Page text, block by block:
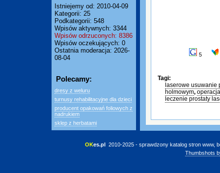
Istniejemy od: 2010-04-09
Kategorii: 25
Podkategorii: 548
Wpisów aktywnych: 3344
Wpisów odrzuconych: 8386
Wpisów oczekujących: 0
Ostatnia moderacja: 2026-
08-04
Polecamy:
dresy z weluru
turnusy rehabilitacyjne dla dzieci
producent opakowań foliowych z
nadrukiem
sklep z herbatami
5
Tagi:
laserowe usuwanie
holmowym,
leczenie prostaty
OKes.pl 2010-2025 - sprawdzony katalog stron www,
Thumbshots